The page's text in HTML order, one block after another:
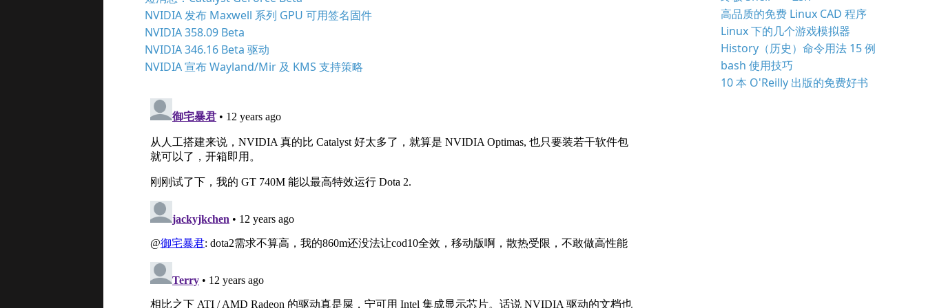
NVIDIA 发布 Maxwell 系列 GPU 可用签名固件
NVIDIA 358.09 Beta
NVIDIA 346.16 Beta 驱动
NVIDIA 宣布 Wayland/Mir 及 KMS 支持策略
高品质的免费 Linux CAD 程序
Linux 下的几个游戏模拟器
History（历史）命令用法 15 例
bash 使用技巧
10 本 O'Reilly 出版的免费好书